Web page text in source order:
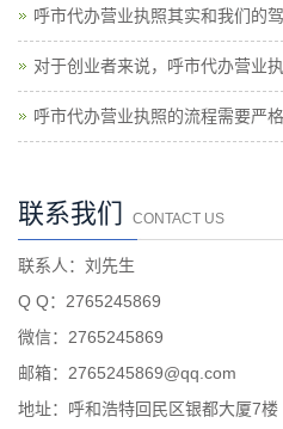
呼市代办营业执照其实和我们的
对于创业者来说，呼市代办营业
呼市代办营业执照的流程需要严
联系我们 CONTACT US
联系人：刘先生
Q Q：2765245869
微信：2765245869
邮箱：2765245869@qq.com
地址：呼和浩特回民区银都大厦7楼